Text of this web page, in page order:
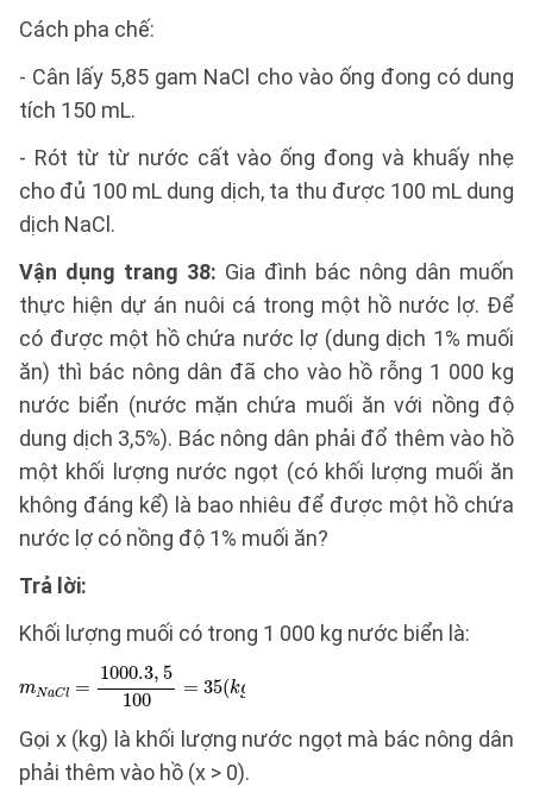
Cách pha chế:
- Cân lấy 5,85 gam NaCl cho vào ống đong có dung
tích 150 mL.
- Rót từ từ nước cất vào ống đong và khuấy nhẹ
cho đủ 100 mL dung dịch, ta thu được 100 mL dung
dịch NaCl.
Vận dụng trang 38: Gia đình bác nông dân muốn
thực hiện dự án nuôi cá trong một hồ nước lợ. Để
có được một hồ chứa nước lợ (dung dịch 1% muối
ăn) thì bác nông dân đã cho vào hồ rỗng 1 000 kg
nước biển (nước mặn chứa muối ăn với nồng độ
dung dịch 3,5%). Bác nông dân phải đổ thêm vào hồ
một khối lượng nước ngọt (có khối lượng muối ăn
không đáng kể) là bao nhiêu để được một hồ chứa
nước lợ có nồng độ 1% muối ăn?
Trả lời:
Khối lượng muối có trong 1 000 kg nước biển là:
Gọi x (kg) là khối lượng nước ngọt mà bác nông dân
phải thêm vào hồ (x > 0).